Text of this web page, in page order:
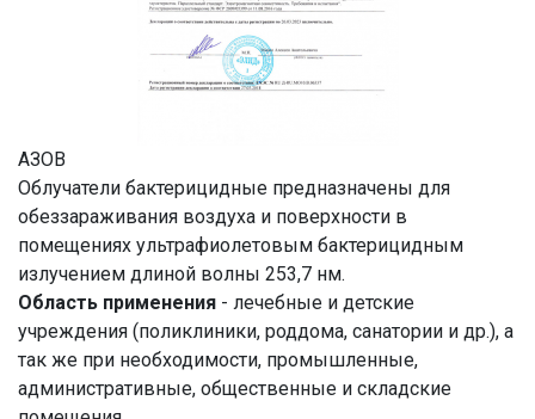
АЗОВ
Облучатели бактерицидные предназначены для
обеззараживания воздуха и поверхности в
помещениях ультрафиолетовым бактерицидным
излучением длиной волны 253,7 нм.
Область применения - лечебные и детские
учреждения (поликлиники, роддома, санатории и др.), а
так же при необходимости, промышленные,
административные, общественные и складские